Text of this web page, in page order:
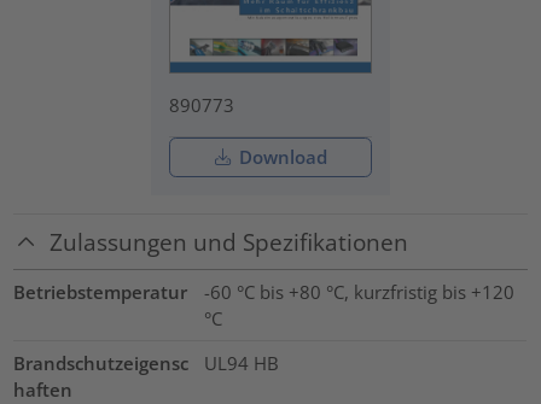
890773
Download
Zulassungen und Spezifikationen
Betriebstemperatur
-60 °C bis +80 °C, kurzfristig bis +120
°C
Brandschutzeigensc
haften
UL94 HB